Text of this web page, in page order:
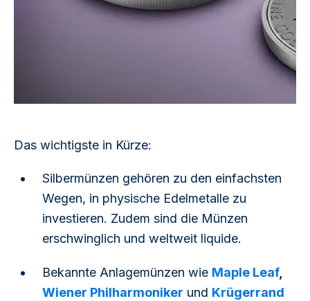
Das wichtigste in Kürze:
Silbermünzen gehören zu den einfachsten
Wegen, in physische Edelmetalle zu
investieren. Zudem sind die Münzen
erschwinglich und weltweit liquide.
Bekannte Anlagemünzen wie Maple Leaf,
Wiener Philharmoniker und Krügerrand